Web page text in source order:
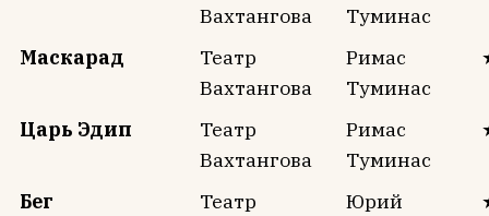
Вахтангова
Туминас
Маскарад
Театр
Вахтангова
Римас
Туминас
Царь Эдип
Театр
Вахтангова
Римас
Туминас
Бег
Театр
Юрий